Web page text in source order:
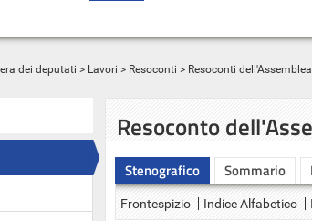
dei deputati > Lavori > Resoconti > Resoconti dell'Assemblea
Resoconto
Stenografico Sommario
Frontespizio Indice Alfabetico